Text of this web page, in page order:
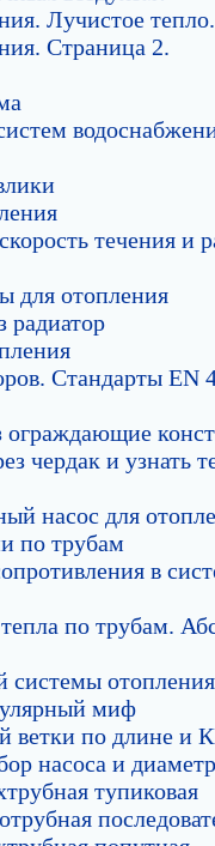
Лучистое тепло.
Страница 2.
течения и
для отопления
радиатор
Стандарты EN
ограждающие
чердак и узнать
насос для
по трубам
в
по трубам.
системы отопления
миф
ветки по длине и
насоса и
тупиковая